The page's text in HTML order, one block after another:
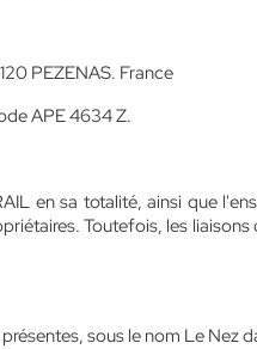
PEZENAS. France
APE 4634 Z.
en sa totalité, ainsi que
Toutefois, les
sous le nom Le Nez